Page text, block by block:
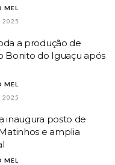
MEL
2025
a produção de
Bonito do Iguaçu após
MEL
2025
inaugura posto de
e amplia
MEL